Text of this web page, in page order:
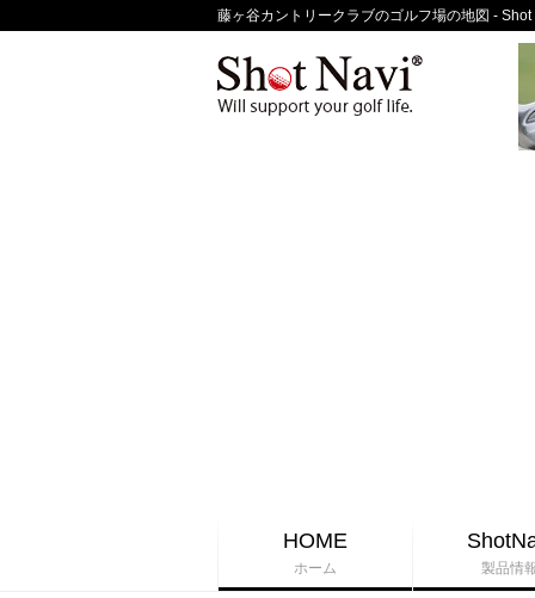
藤ヶ谷カントリークラブのゴルフ場の地図 -
HOME
ホーム 製品情